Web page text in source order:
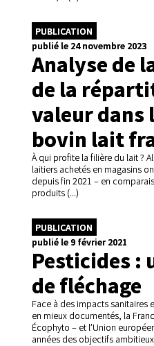
PUBLICATION
publié le 24 novembre 2023
Analyse de
de la
valeur dans
bovin lait
À qui profite la filière du lait ?
laitiers achetés en magasins
depuis fin 2021 – en
produits (...)
PUBLICATION
publié le 9 février 2021
Pesticides :
de fléchage
Face à des impacts sanitaires
en mieux documentés, la
Écophyto – et l’Union
années des objectifs